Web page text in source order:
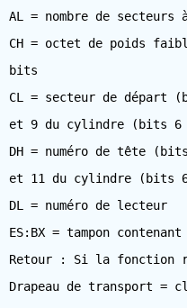
AL = nombre de secteurs
CH = octet de poids
bits
CL = secteur de
et 9 du cylindre (bits 6
DH = numéro de tête
et 11 du cylindre (bits
DL = numéro de lecteur
ES:BX = tampon
Retour : Si la fonction
Drapeau de transport =